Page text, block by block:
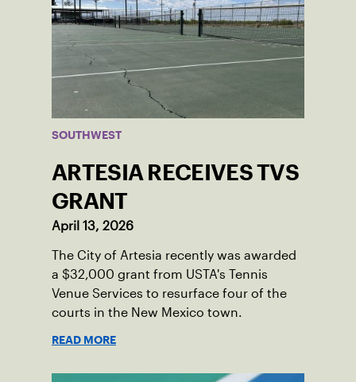
SOUTHWEST
ARTESIA RECEIVES TVS
GRANT
April 13, 2026
The City of Artesia recently was awarded
a $32,000 grant from USTA's Tennis
Venue Services to resurface four of the
courts in the New Mexico town.
READ MORE